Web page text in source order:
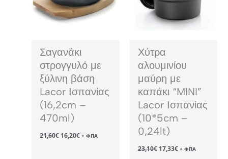
Σαγανάκι
στρογγυλό με
ξύλινη βάση
Lacor Ισπανίας
(16,2cm –
470ml)
21,60€ Original
price
16,20€Η+ ΦΠΑ
Χύτρα
αλουμινίου
μαύρη με
καπάκι “MINI”
Lacor Ισπανίας
(10*5cm –
0,24lt)
23,10€ Original
price
17,33€Η+ ΦΠΑ